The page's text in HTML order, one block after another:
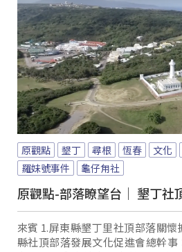
原觀點 墾丁 尋根 恆春 文化
羅妹號事件
龜仔甪社
原觀點-部落瞭望台｜ 墾丁社
來賓 1.屏東縣墾丁里社頂部落關懷據點志工：潘心柔2.屏東
縣社頂部落發展文化促進會總幹